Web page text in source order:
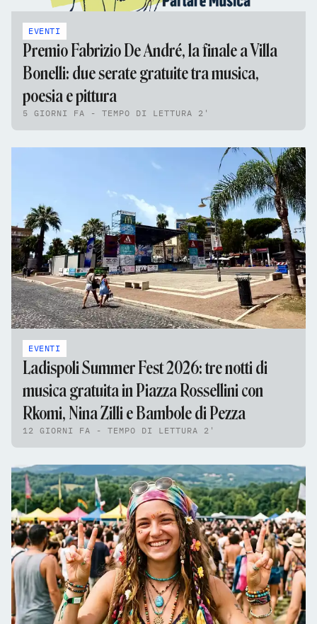
EVENTI
Premio Fabrizio De André, la finale a Villa
Bonelli: due serate gratuite tra musica,
poesia e pittura
5 GIORNI FA - TEMPO DI LETTURA 2'
EVENTI
Ladispoli Summer Fest 2026: tre notti di
musica gratuita in Piazza Rossellini con
Rkomi, Nina Zilli e Bambole di Pezza
12 GIORNI FA - TEMPO DI LETTURA 2'